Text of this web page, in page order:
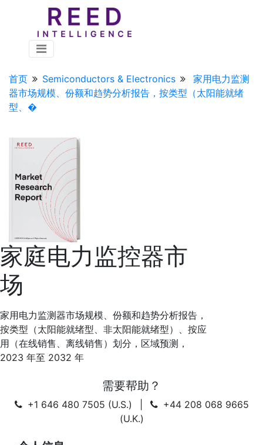
首页 Semiconductors & Electronics
家用电力监测
器市场规模、份额和趋势分析报告，按类型（太阳能就绪
型、�
家庭电力监控器市
场
家用电力监测器市场规模、份额和趋势分析报告，
按类型（太阳能就绪型、非太阳能就绪型）、按应
用（在线销售、离线销售）划分，区域预测，
2023 年至 2032 年
需要帮助？
+1 646 480 7505 (U.S.)
+44 208 068 9665
(U.K.)